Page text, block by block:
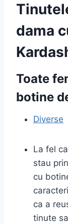
dama
Toate
botine
Diverse
La fel
stau
cu
ca a
tinute